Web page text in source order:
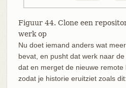
Figuur 44. Clone een
werk op
Nu doet iemand anders wat
bevat, en pusht dat werk naar
dat en merget de nieuwe remote
zodat je historie eruitziet zoals dit: